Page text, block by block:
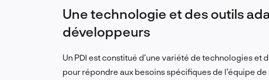
Une technologie et des outils
développeurs
Un PDI est constitué d’une variété de technologies et
pour répondre aux besoins spécifiques de l’équipe